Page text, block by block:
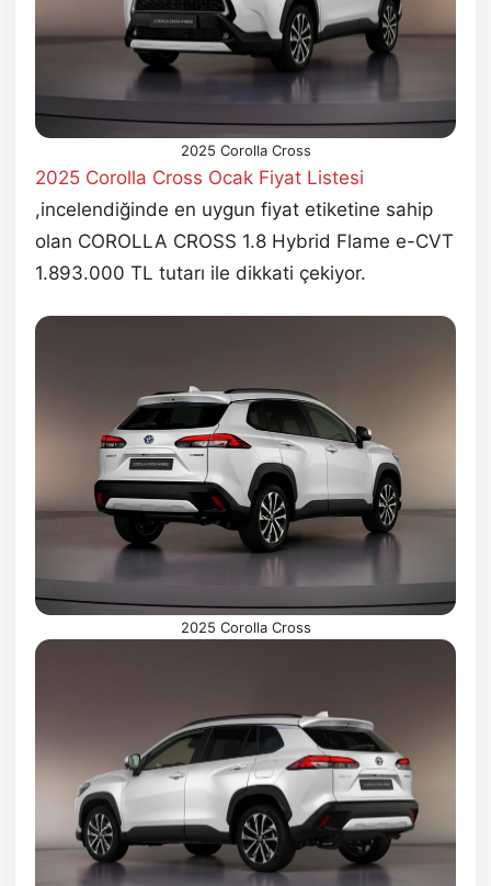
2025 Corolla Cross
2025 Corolla Cross Ocak Fiyat Listesi
,incelendiğinde en uygun fiyat etiketine sahip
olan COROLLA CROSS 1.8 Hybrid Flame e-CVT
1.893.000 TL tutarı ile dikkati çekiyor.
2025 Corolla Cross